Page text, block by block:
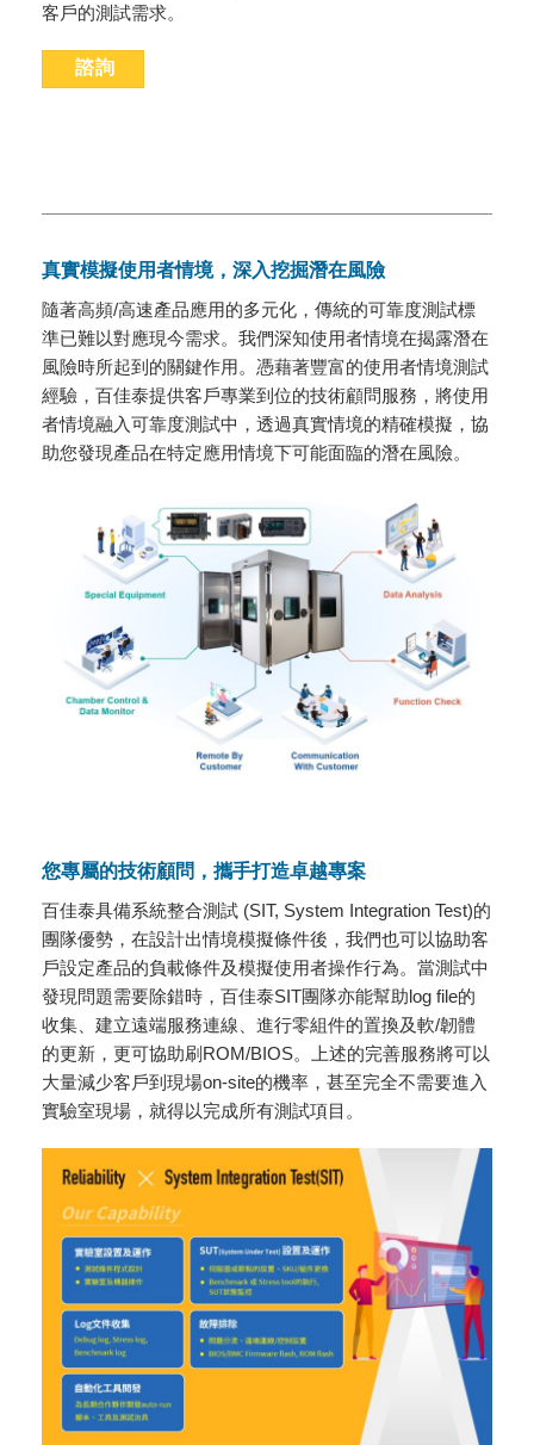
客戶的測試需求。
諮詢
真實模擬使用者情境，深入挖掘潛在風險
隨著高頻/高速產品應用的多元化，傳統的可靠度測試標
準已難以對應現今需求。我們深知使用者情境在揭露潛在
風險時所起到的關鍵作用。憑藉著豐富的使用者情境測試
經驗，百佳泰提供客戶專業到位的技術顧問服務，將使用
者情境融入可靠度測試中，透過真實情境的精確模擬，協
助您發現產品在特定應用情境下可能面臨的潛在風險。
您專屬的技術顧問，攜手打造卓越專案
百佳泰具備系統整合測試 (SIT, System Integration Test)的
團隊優勢，在設計出情境模擬條件後，我們也可以協助客
戶設定產品的負載條件及模擬使用者操作行為。當測試中
發現問題需要除錯時，百佳泰SIT團隊亦能幫助log file的
收集、建立遠端服務連線、進行零組件的置換及軟/韌體
的更新，更可協助刷ROM/BIOS。上述的完善服務將可以
大量減少客戶到現場on-site的機率，甚至完全不需要進入
實驗室現場，就得以完成所有測試項目。